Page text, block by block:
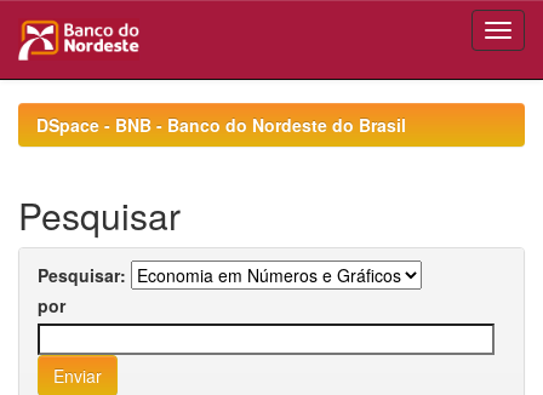
navigationDSpace - BNB - Banco do Nordeste do Brasil
Pesquisar
Pesquisar:
por